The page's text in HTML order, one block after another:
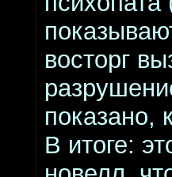
восторг
показано,
В итоге: